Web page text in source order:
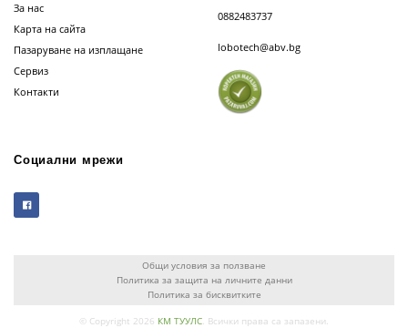
За нас
Карта на сайта
Пазаруване на изплащане
Сервиз
Контакти
0882483737
lobotech@abv.bg
Социални мрежи
Общи условия за ползване
Политика за защита на личните данни
Политика за бисквитките
© Copyright 2026 КМ ТУУЛС . Всички права са запазени.